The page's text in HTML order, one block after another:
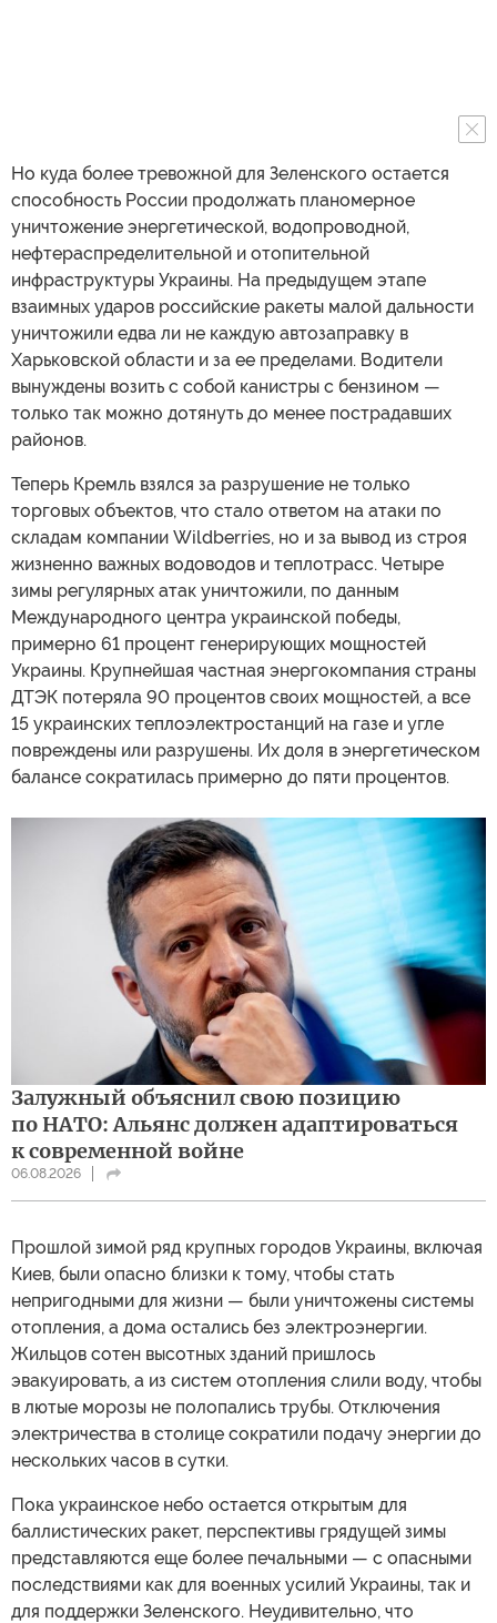
Но куда более тревожной для Зеленского остается
способность России продолжать планомерное
уничтожение энергетической, водопроводной,
нефтераспределительной и отопительной
инфраструктуры Украины. На предыдущем этапе
взаимных ударов российские ракеты малой дальности
уничтожили едва ли не каждую автозаправку в
Харьковской области и за ее пределами. Водители
вынуждены возить с собой канистры с бензином —
только так можно дотянуть до менее пострадавших
районов.
Теперь Кремль взялся за разрушение не только
торговых объектов, что стало ответом на атаки по
складам компании Wildberries, но и за вывод из строя
жизненно важных водоводов и теплотрасс. Четыре
зимы регулярных атак уничтожили, по данным
Международного центра украинской победы,
примерно 61 процент генерирующих мощностей
Украины. Крупнейшая частная энергокомпания страны
ДТЭК потеряла 90 процентов своих мощностей, а все
15 украинских теплоэлектростанций на газе и угле
повреждены или разрушены. Их доля в энергетическом
балансе сократилась примерно до пяти процентов.
Залужный объяснил свою позицию
по НАТО: Альянс должен адаптироваться
к современной войне
06.08.2026
Прошлой зимой ряд крупных городов Украины, включая
Киев, были опасно близки к тому, чтобы стать
непригодными для жизни — были уничтожены системы
отопления, а дома остались без электроэнергии.
Жильцов сотен высотных зданий пришлось
эвакуировать, а из систем отопления слили воду, чтобы
в лютые морозы не полопались трубы. Отключения
электричества в столице сократили подачу энергии до
нескольких часов в сутки.
Пока украинское небо остается открытым для
баллистических ракет, перспективы грядущей зимы
представляются еще более печальными — с опасными
последствиями как для военных усилий Украины, так и
для поддержки Зеленского. Неудивительно, что